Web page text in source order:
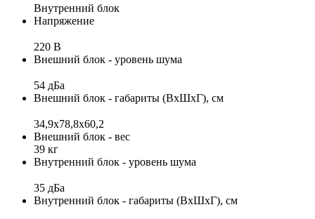
Внутренний блок
Напряжение
220 В
Внешний блок - уровень шума
54 дБа
Внешний блок - габариты (ВхШхГ), см
34,9x78,8x60,2
Внешний блок - вес
39 кг
Внутренний блок - уровень шума
35 дБа
Внутренний блок - габариты (ВхШхГ), см